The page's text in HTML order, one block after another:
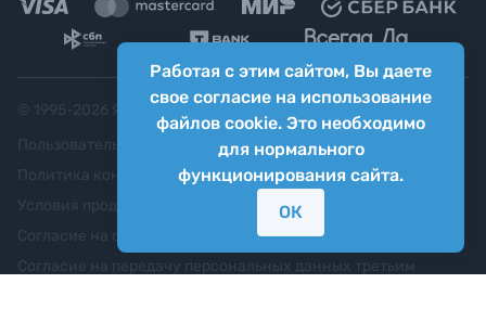
Работая с этим сайтом, Вы даете
свое согласие на использование
файлов cookie. Это необходимо
для нормального
функционирования сайта.
ОК
Яркий фотомаркет ("Яркий Мир")
Пользовательское соглашение
Политика конфиденциальности
Согласие на обработку персональных данных
Согласие на передачу персональных данных третьим